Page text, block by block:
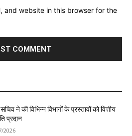
and website in this browser for the
ने की विभिन्न विभागों के प्रस्तावों को वित्तीय
प्रदान
2026